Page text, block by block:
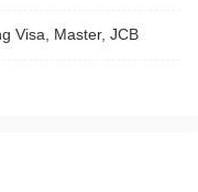
Visa, Master, JCB